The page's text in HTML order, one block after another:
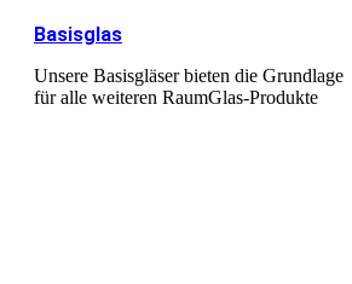
Basisglas
Unsere Basisgläser bieten die Grundlage
für alle weiteren RaumGlas-Produkte